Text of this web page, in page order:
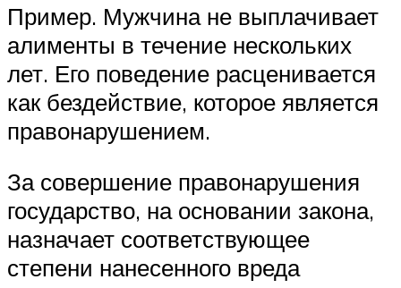
Пример. Мужчина не выплачивает
алименты в течение нескольких
лет. Его поведение расценивается
как бездействие, которое является
правонарушением.
За совершение правонарушения
государство, на основании закона,
назначает соответствующее
степени нанесенного вреда